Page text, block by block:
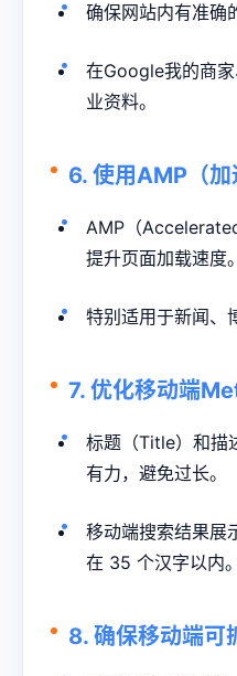
确保网站内有准确
在Google我的商
业资料。
6. 使用AMP（加
AMP（
提升页面加载速度。
特别适用于新闻、
7. 优化移动端
标题（Title）和描
有力，避免过长。
移动端搜索结果展
在 35 个汉字以内。
8. 确保移动端可